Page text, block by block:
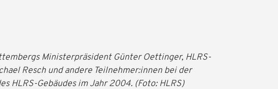
Ministerpräsident Günter Oettinger, HLRS-
Resch und andere Teilnehmer:innen bei der
HLRS-Gebäudes im Jahr 2004. (Foto: HLRS)